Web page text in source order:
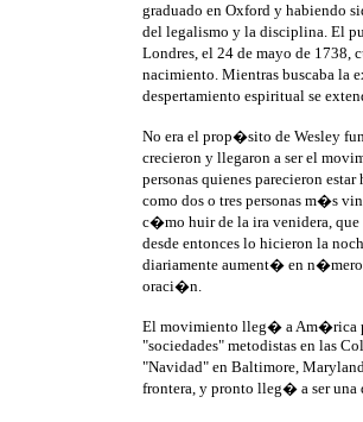
graduado en Oxford y habiendo
del legalismo y la disciplina. El
Londres, el 24 de mayo de
nacimiento. Mientras buscaba la
despertamiento espiritual se
No era el prop�sito de Wesley
crecieron y llegaron a ser el
personas quienes parecieron
como dos o tres personas m�s
c�mo huir de la ira venidera,
desde entonces lo hicieron la
diariamente aument� en
oraci�n.
El movimiento lleg� a Am�rica
"sociedades" metodistas en las
"Navidad" en Baltimore,
frontera, y pronto lleg� a ser una